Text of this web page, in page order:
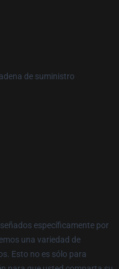
de suministro
específicamente por
una variedad de
Esto no es sólo para